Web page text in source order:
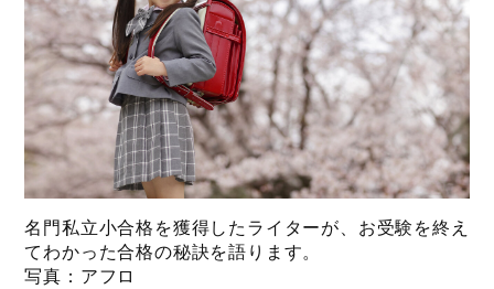
名門私立小合格を獲得したライターが、お受験を終え
てわかった合格の秘訣を語ります。
写真：アフロ